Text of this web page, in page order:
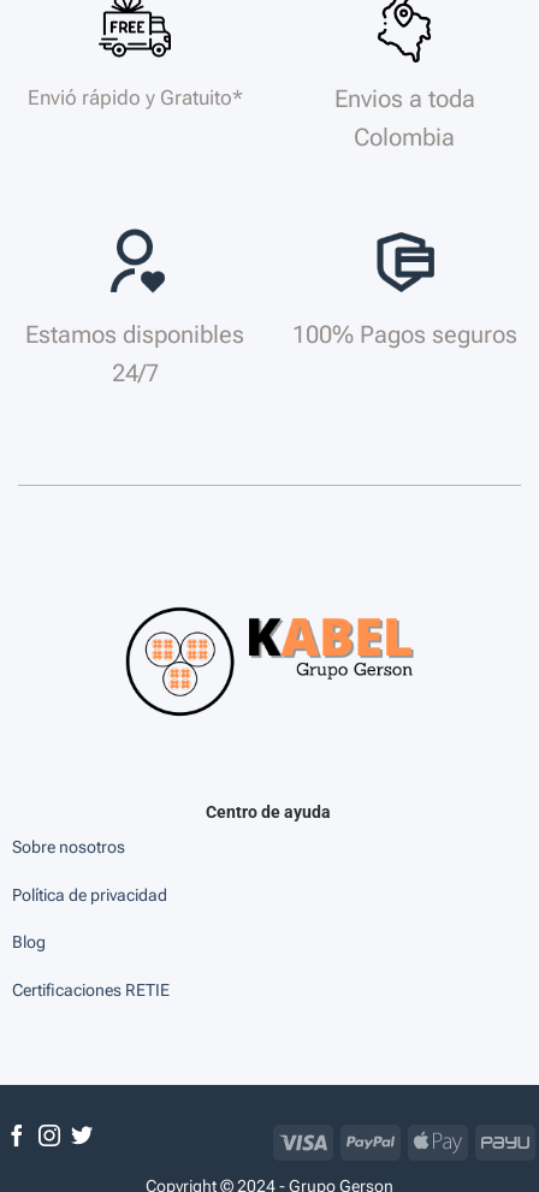
Envió rápido y Gratuito*
Envios a toda
Colombia
Estamos disponibles
24/7
100% Pagos seguros
Centro de ayuda
Sobre nosotros
Política de privacidad
Blog
Certificaciones RETIE
Copyright © 2024 - Grupo Gerson
Visa PayPal
Apple